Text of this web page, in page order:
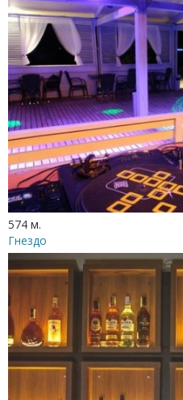
574 м.
Гнездо